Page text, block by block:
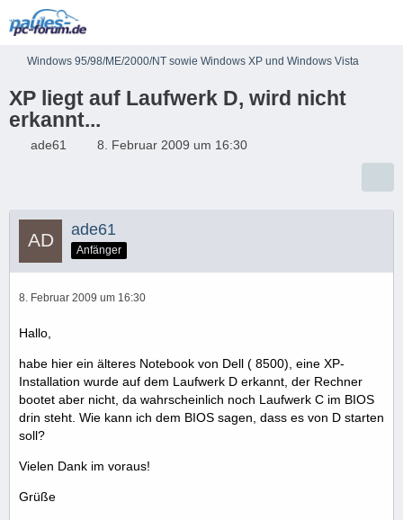
Windows 95/98/ME/2000/NT sowie Windows XP und Windows Vista
XP liegt auf Laufwerk D, wird nicht
erkannt...
ade61 8. Februar 2009 um 16:30
ade61
Anfänger
8. Februar 2009 um 16:30
Hallo,
habe hier ein älteres Notebook von Dell ( 8500), eine XP-
Installation wurde auf dem Laufwerk D erkannt, der Rechner
bootet aber nicht, da wahrscheinlich noch Laufwerk C im BIOS
drin steht. Wie kann ich dem BIOS sagen, dass es von D starten
soll?
Vielen Dank im voraus!
Grüße